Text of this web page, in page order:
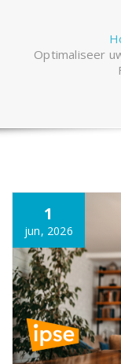
Optimaliseer
1
jun, 2026